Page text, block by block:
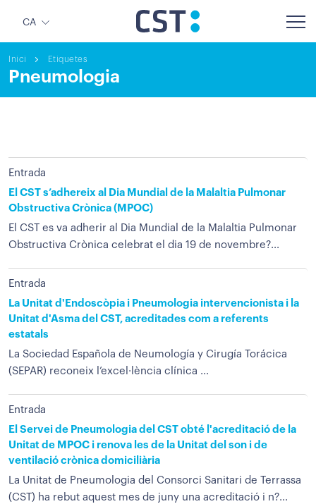
CA
Inici Etiquetes
Pneumologia
Entrada
El CST s’adhereix al Dia Mundial de la Malaltia Pulmonar
Obstructiva Crònica (MPOC)
El CST es va adherir al Dia Mundial de la Malaltia Pulmonar
Obstructiva Crònica celebrat el dia 19 de novembre?...
Entrada
La Unitat d'Endoscòpia i Pneumologia intervencionista i la
Unitat d'Asma del CST, acreditades com a referents
estatals
La Sociedad Española de Neumología y Cirugía Torácica
(SEPAR) reconeix l’excel·lència clínica ...
Entrada
El Servei de Pneumologia del CST obté l'acreditació de la
Unitat de MPOC i renova les de la Unitat del son i de
ventilació crònica domiciliària
La Unitat de Pneumologia del Consorci Sanitari de Terrassa
(CST) ha rebut aquest mes de juny una acreditació i n?...